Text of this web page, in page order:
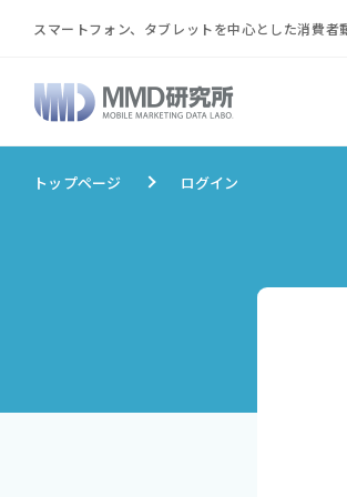
スマートフォン、タブレットを中心とした消費者
トップページ ログイン